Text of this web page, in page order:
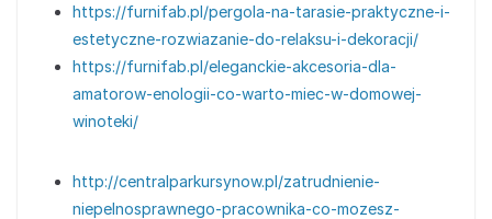
https://furnifab.pl/pergola-na-tarasie-praktyczne-i-
estetyczne-rozwiazanie-do-relaksu-i-dekoracji/
https://furnifab.pl/eleganckie-akcesoria-dla-
amatorow-enologii-co-warto-miec-w-domowej-
winoteki/
http://centralparkursynow.pl/zatrudnienie-
niepelnosprawnego-pracownika-co-mozesz-